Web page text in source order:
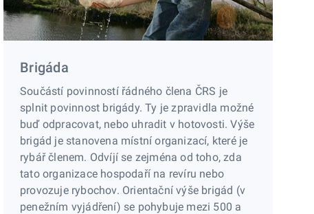
Brigáda
Součástí povinností řádného člena ČRS je
splnit povinnost brigády. Ty je zpravidla možné
buď odpracovat, nebo uhradit v hotovosti. Výše
brigád je stanovena místní organizací, které je
rybář členem. Odvíjí se zejména od toho, zda
tato organizace hospodaří na revíru nebo
provozuje rybochov. Orientační výše brigád (v
penežním vyjádření) se pohybuje mezi 500 a